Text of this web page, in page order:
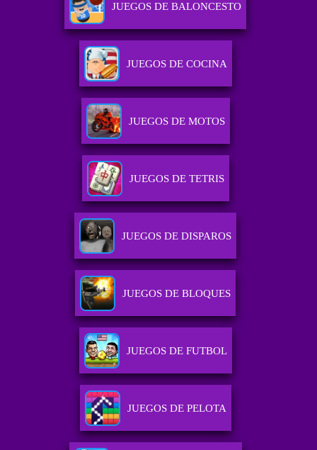
JUEGOS DE BALONCESTO
JUEGOS DE COCINA
JUEGOS DE MOTOS
JUEGOS DE TETRIS
JUEGOS DE DISPAROS
JUEGOS DE BLOQUES
JUEGOS DE FUTBOL
JUEGOS DE PELOTA